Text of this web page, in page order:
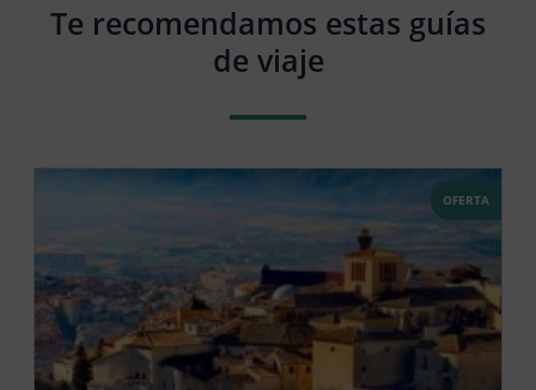
Te recomendamos estas guías
de viaje
OFERTA